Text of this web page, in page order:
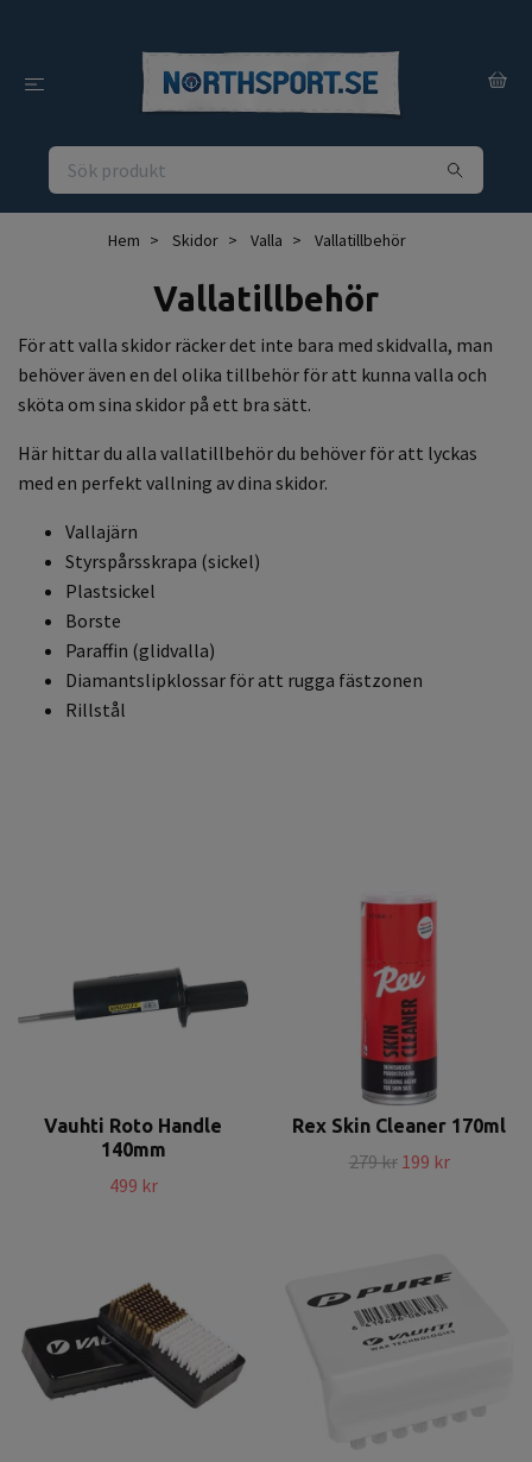
Hem Skidor Valla Vallatillbehör
Vallatillbehör
För att valla skidor räcker det inte bara med skidvalla, man
behöver även en del olika tillbehör för att kunna valla och
sköta om sina skidor på ett bra sätt.
Här hittar du alla vallatillbehör du behöver för att lyckas
med en perfekt vallning av dina skidor.
Vallajärn
Styrspårsskrapa (sickel)
Plastsickel
Borste
Paraffin (glidvalla)
Diamantslipklossar för att rugga fästzonen
Rillstål
Vauhti Roto Handle
140mm
499 kr
Rex Skin Cleaner 170ml
279 kr 199 kr